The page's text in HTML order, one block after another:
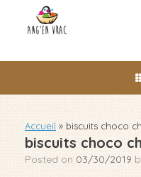
content
Accueil » biscuits choco
biscuits choco
Posted on 03/30/2019